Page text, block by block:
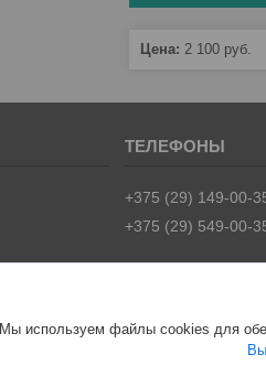
Цена: 2 100 руб.
+375 (29) 149-00-
+375 (29) 549-00-
Мы используем файлы cookies для